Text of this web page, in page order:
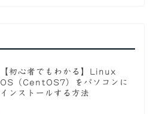
【初心者でもわかる】Linux
OS（CentOS7）をパソコンに
インストールする方法